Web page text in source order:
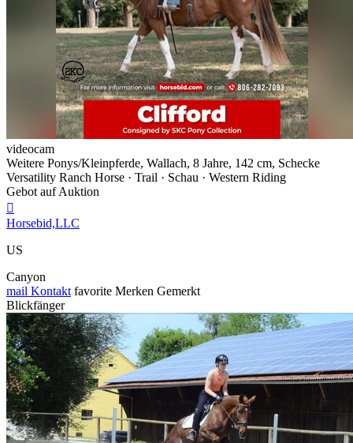
videocam
Weitere Ponys/Kleinpferde, Wallach, 8 Jahre, 142 cm, Schecke
Versatility Ranch Horse · Trail · Schau · Western Riding
Gebot auf Auktion

Horsebid,LLC
US
Canyon
mail Kontakt favorite Merken Gemerkt
Blickfänger